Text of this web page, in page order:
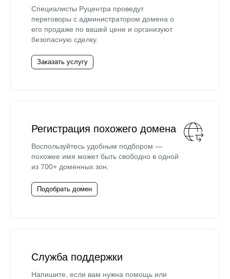
Специалисты Руцентра проведут
переговоры с администратором домена о
его продаже по вашей цене и организуют
безопасную сделку.
Заказать услугу
Регистрация похожего домена
Воспользуйтесь удобным подбором —
похожее имя может быть свободно в одной
из 700+ доменных зон.
Подобрать домен
Служба поддержки
Напишите, если вам нужна помощь или